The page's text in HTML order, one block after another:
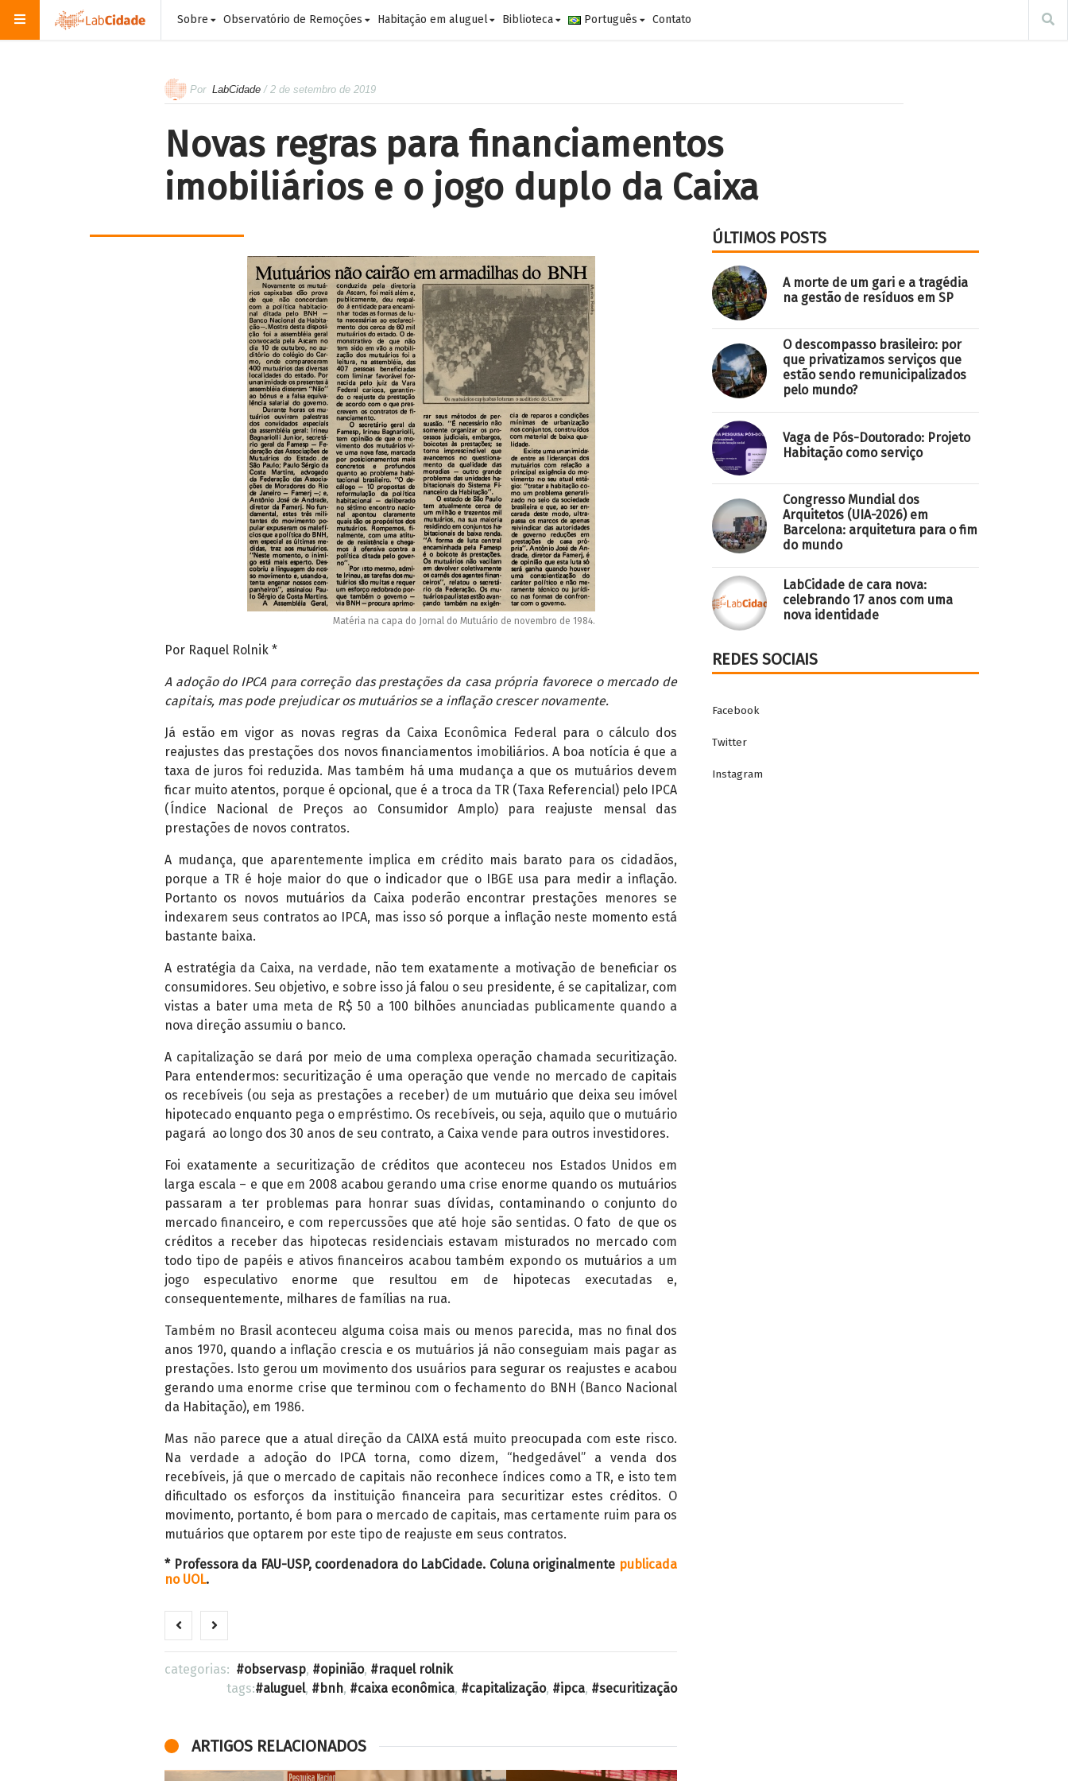
Sobre Observatório de Remoções Habitação em aluguel Biblioteca Português Contato
Por LabCidade / 2 de setembro de 2019
Novas regras para financiamentos
imobiliários e o jogo duplo da Caixa
Matéria na capa do Jornal do Mutuário de novembro de 1984.
Por Raquel Rolnik *
A adoção do IPCA para correção das prestações da casa própria favorece o mercado de
capitais, mas pode prejudicar os mutuários se a inflação crescer novamente.
Já estão em vigor as novas regras da Caixa Econômica Federal para o cálculo dos
reajustes das prestações dos novos financiamentos imobiliários. A boa notícia é que a
taxa de juros foi reduzida. Mas também há uma mudança a que os mutuários devem
ficar muito atentos, porque é opcional, que é a troca da TR (Taxa Referencial) pelo IPCA
(Índice Nacional de Preços ao Consumidor Amplo) para reajuste mensal das
prestações de novos contratos.
A mudança, que aparentemente implica em crédito mais barato para os cidadãos,
porque a TR é hoje maior do que o indicador que o IBGE usa para medir a inflação.
Portanto os novos mutuários da Caixa poderão encontrar prestações menores se
indexarem seus contratos ao IPCA, mas isso só porque a inflação neste momento está
bastante baixa.
A estratégia da Caixa, na verdade, não tem exatamente a motivação de beneficiar os
consumidores. Seu objetivo, e sobre isso já falou o seu presidente, é se capitalizar, com
vistas a bater uma meta de R$ 50 a 100 bilhões anunciadas publicamente quando a
nova direção assumiu o banco.
A capitalização se dará por meio de uma complexa operação chamada securitização.
Para entendermos: securitização é uma operação que vende no mercado de capitais
os recebíveis (ou seja as prestações a receber) de um mutuário que deixa seu imóvel
hipotecado enquanto pega o empréstimo. Os recebíveis, ou seja, aquilo que o mutuário
pagará ao longo dos 30 anos de seu contrato, a Caixa vende para outros investidores.
Foi exatamente a securitização de créditos que aconteceu nos Estados Unidos em
larga escala – e que em 2008 acabou gerando uma crise enorme quando os mutuários
passaram a ter problemas para honrar suas dívidas, contaminando o conjunto do
mercado financeiro, e com repercussões que até hoje são sentidas. O fato de que os
créditos a receber das hipotecas residenciais estavam misturados no mercado com
todo tipo de papéis e ativos financeiros acabou também expondo os mutuários a um
jogo especulativo enorme que resultou em de hipotecas executadas e,
consequentemente, milhares de famílias na rua.
Também no Brasil aconteceu alguma coisa mais ou menos parecida, mas no final dos
anos 1970, quando a inflação crescia e os mutuários já não conseguiam mais pagar as
prestações. Isto gerou um movimento dos usuários para segurar os reajustes e acabou
gerando uma enorme crise que terminou com o fechamento do BNH (Banco Nacional
da Habitação), em 1986.
Mas não parece que a atual direção da CAIXA está muito preocupada com este risco.
Na verdade a adoção do IPCA torna, como dizem, “hedgedável” a venda dos
recebíveis, já que o mercado de capitais não reconhece índices como a TR, e isto tem
dificultado os esforços da instituição financeira para securitizar estes créditos. O
movimento, portanto, é bom para o mercado de capitais, mas certamente ruim para os
mutuários que optarem por este tipo de reajuste em seus contratos.
* Professora da FAU-USP, coordenadora do LabCidade. Coluna originalmente publicada
no UOL.
categorias: observasp, opinião,
raquel rolnik
tags:
aluguel, bnh, caixa econômica, capitalização, ipca, securitização
ARTIGOS RELACIONADOS
ÚLTIMOS POSTS
A morte de um gari e a tragédia
na gestão de resíduos em SP
O descompasso brasileiro: por
que privatizamos serviços que
estão sendo remunicipalizados
pelo mundo?
Vaga de Pós-Doutorado: Projeto
Habitação como serviço
Congresso Mundial dos
Arquitetos (UIA-2026) em
Barcelona: arquitetura para o fim
do mundo
LabCidade de cara nova:
celebrando 17 anos com uma
nova identidade
REDES SOCIAIS
Facebook
Twitter
Instagram